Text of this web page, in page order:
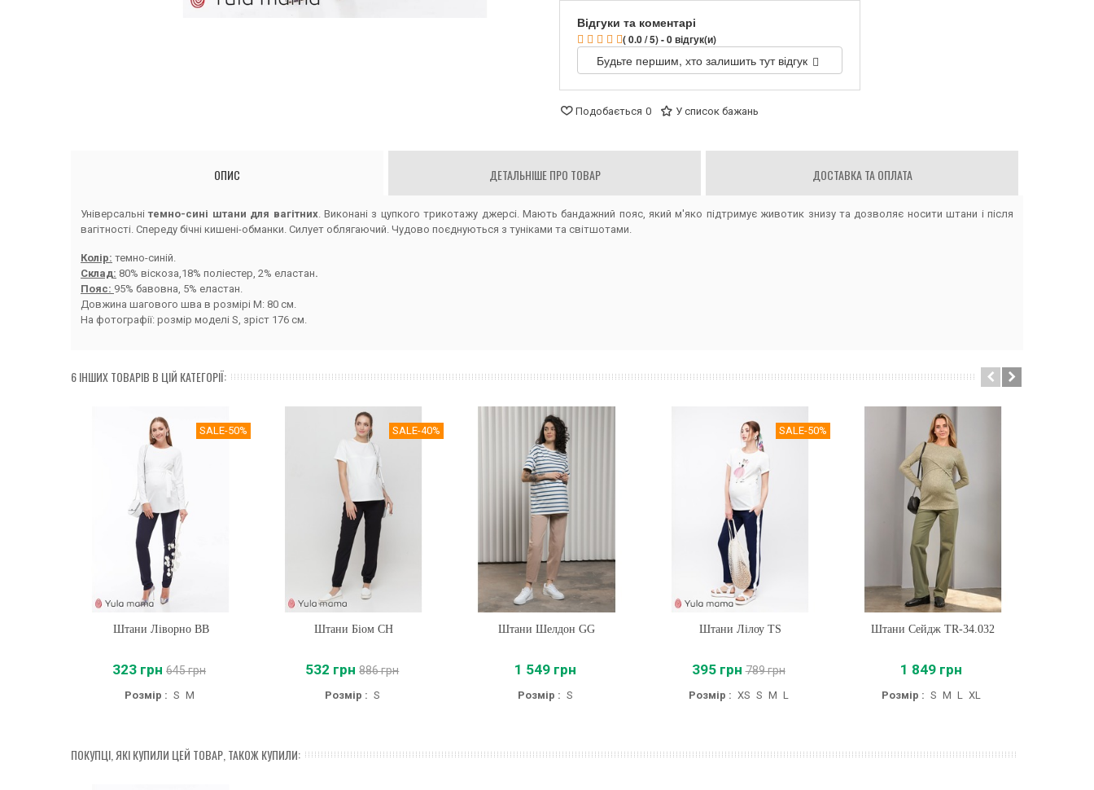
Відгуки та коментарі
( 0.0 / 5) - 0 відгук(и)
Будьте першим, хто залишить тут відгук
Подобається 0 У список бажань
ОПИС ДЕТАЛЬНІШЕ ПРО ТОВАР ДОСТАВКА ТА ОПЛАТА
Універсальні темно-сині штани для вагітних. Виконані з цупкого трикотажу джерсі. Мають бандажний пояс, який м'яко підтримує животик знизу та дозволяє носити штани і після
вагітності. Спереду бічні кишені-обманки. Силует облягаючий. Чудово поєднуються з туніками та світшотами.
Колір: темно-синій.
Склад: 80% віскоза,18% поліестер, 2% еластан.
Пояс: 95% бавовна, 5% еластан.
Довжина шагового шва в розмірі М: 80 см.
На фотографії: розмір моделі S, зріст 176 см.
6 ІНШИХ ТОВАРІВ В ЦІЙ КАТЕГОРІЇ:
SALE-50%
Купити
Штани Ліворно BB
323 грн 645 грн
Розмір : S M
SALE-40%
Купити
Штани Біом CH
532 грн 886 грн
Розмір : S
Купити
Штани Шелдон GG
1 549 грн
Розмір : S
SALE-50%
Купити
Штани Лілоу TS
395 грн 789 грн
Розмір : XS S M L
Купити
Штани Сейдж TR-34.032
1 849 грн
Розмір : S M L XL
ПОКУПЦІ, ЯКІ КУПИЛИ ЦЕЙ ТОВАР, ТАКОЖ КУПИЛИ: